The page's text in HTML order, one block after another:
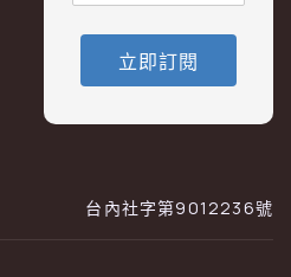
立即訂閱
台內社字第9012236號